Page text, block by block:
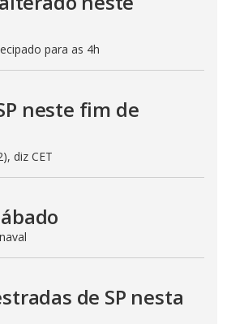
para as 4h
neste fim de
diz CET
de SP nesta